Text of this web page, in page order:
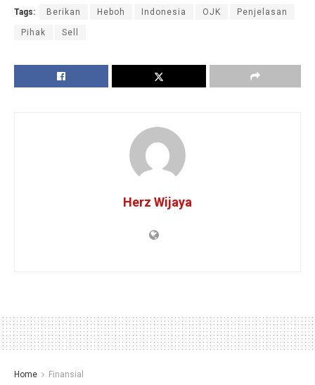
Tags: Berikan Heboh Indonesia OJK Penjelasan
Pihak Sell
Herz Wijaya
Home Finansial